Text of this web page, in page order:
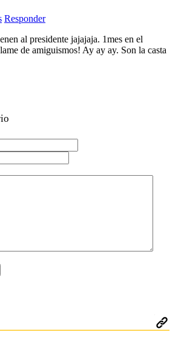
Responder
al presidente jajajaja. 1mes en el
de amiguismos! Ay ay ay. Son la casta